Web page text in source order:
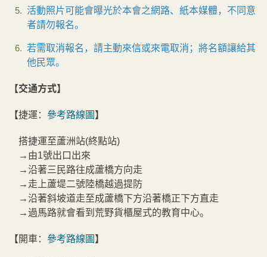
活動照片可能會曝光於本會之網路、紙本媒體，不同意
者請勿報名。
若需取消報名，請主動來信或來電取消；將名額讓給其
他民眾。
【交通方式】
【捷運： 參考路線圖 】
搭捷運至蘆洲站(終點站)
→由1號出口出來
→沿著三民路往成蘆橋方向走
→走上蘆堤二號陸橋越過提防
→沿著斜坡道走至成蘆橋下方沿著橋正下方直走
→過馬路就會看到荒野貨櫃屋式的教育中心。
【開車： 參考路線圖 】